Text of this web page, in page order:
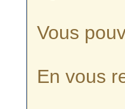
Vous
En vous